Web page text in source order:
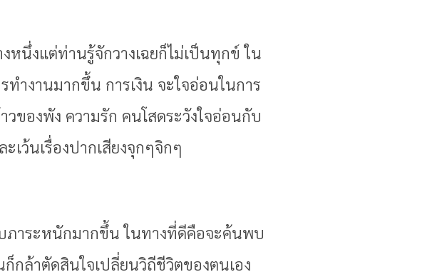
หนึ่งแต่ท่านรู้จักวางเฉยก็ไม่เป็นทุกข์ ใน
ำงานมากขึ้น การเงิน จะใจอ่อนในการ
ของพัง ความรัก คนโสดระวังใจอ่อนกับ
ว้นเรื่องปากเสียงจุกๆจิกๆ
ภาระหนักมากขึ้น ในทางที่ดีคือจะค้นพบ
กล้าตัดสินใจเปลี่ยนวิถีชีวิตของตนเอง